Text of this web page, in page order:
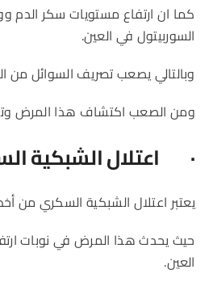
كما ان ارتفاع مستويات سكر الدم
السوربيتول في العين.
وبالتالي يصعب تصريف السوائل من
ومن الصعب اكتشاف هذا المرض
· اعتلال الشبكية
يعتبر اعتلال الشبكية السكري
حيث يحدث هذا المرض في نوبات
العين.